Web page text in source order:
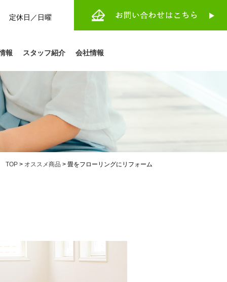
定休日／日曜
報 スタッフ紹介 会社情報
TOP > オススメ商品 > 畳をフローリングにリフォーム